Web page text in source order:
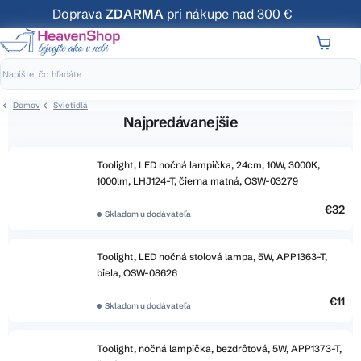
na
obsah
Doprava ZDARMA pri nákupe nad 300 €
Domov Svietidlá
Najpredávanejšie
Toolight, LED nočná lampička, 24cm, 10W, 3000K,
1000lm, LHJ124-T, čierna matná, OSW-03279
Skladom u dodávateľa €32
Toolight, LED nočná stolová lampa, 5W, APP1363-T,
biela, OSW-08626
Skladom u dodávateľa €11
Toolight, nočná lampička, bezdrôtová, 5W, APP1373-T,